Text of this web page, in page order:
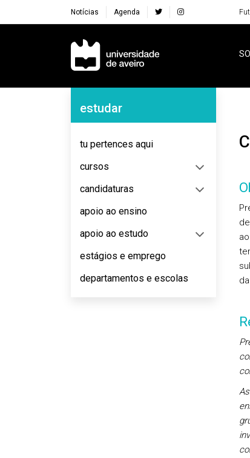
Notícias Agenda
Navegação Principal
Navegação Lateral
estudar
tu pertences aqui
cursos
candidaturas
apoio ao ensino
apoio ao estudo
estágios e emprego
departamentos e escolas